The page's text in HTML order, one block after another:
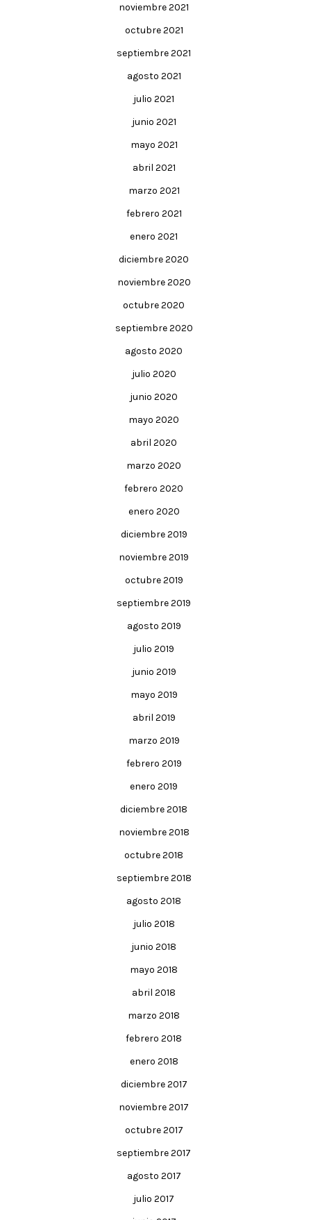
noviembre 2021
octubre 2021
septiembre 2021
agosto 2021
julio 2021
junio 2021
mayo 2021
abril 2021
marzo 2021
febrero 2021
enero 2021
diciembre 2020
noviembre 2020
octubre 2020
septiembre 2020
agosto 2020
julio 2020
junio 2020
mayo 2020
abril 2020
marzo 2020
febrero 2020
enero 2020
diciembre 2019
noviembre 2019
octubre 2019
septiembre 2019
agosto 2019
julio 2019
junio 2019
mayo 2019
abril 2019
marzo 2019
febrero 2019
enero 2019
diciembre 2018
noviembre 2018
octubre 2018
septiembre 2018
agosto 2018
julio 2018
junio 2018
mayo 2018
abril 2018
marzo 2018
febrero 2018
enero 2018
diciembre 2017
noviembre 2017
octubre 2017
septiembre 2017
agosto 2017
julio 2017